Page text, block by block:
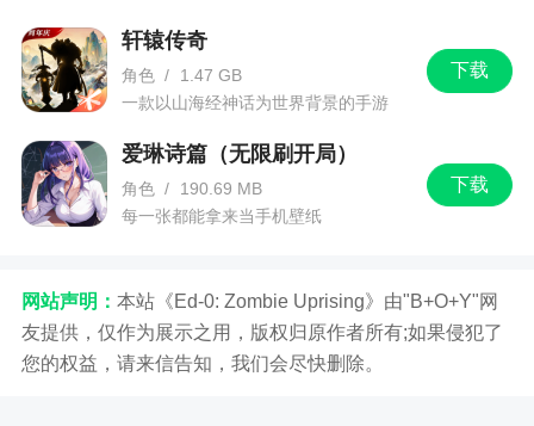
现一个灯泡的按键，点击它，灯就会被关掉，汤姆
就开始睡觉啦。
游戏特色
1、游戏道具丰富，通过 9 种不同的阶段解锁新
2、和他，喂他喜欢的食物，为他在床上盖好被
子
3、在您进行中，通过 9 种不同的阶段和 50 种
下载
轩辕传奇
角色 /
1.47 GB
一款以山海经神话为世界背景的手游
下载
爱琳诗篇（无限刷开局）
角色 /
190.69 MB
每一张都能拿来当手机壁纸
网站声明： 本站《Ed-0: Zombie Uprising》由"B+O+Y"网
友提供，仅作为展示之用，版权归原作者所有;如果侵犯了
您的权益，请来信告知，我们会尽快删除。